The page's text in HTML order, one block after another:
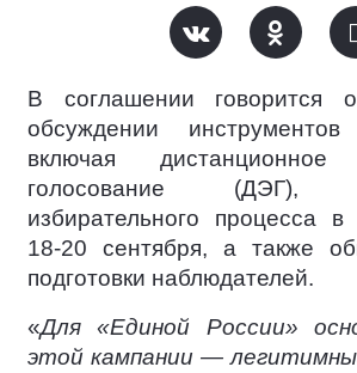
В соглашении говорится
обсуждении инструментов
включая дистанционное
голосование (ДЭГ),
избирательного процесса
18-20 сентября, а также
подготовки наблюдателей.
«Для «Единой России»
этой кампании —